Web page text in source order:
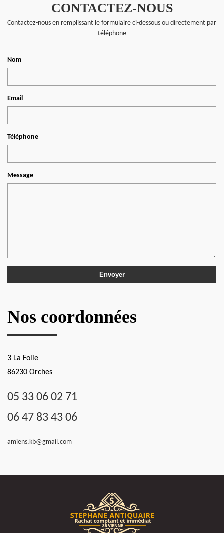
CONTACTEZ-NOUS
Contactez-nous en remplissant le formulaire ci-dessous ou directement par
téléphone
Nom
Email
Téléphone
Message
Nos coordonnées
3 La Folie
86230 Orches
05 33 06 02 71
06 47 83 43 06
amiens.kb@gmail.com